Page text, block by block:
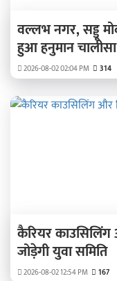
वल्लभ नगर, सड्डू
हुआ हनुमान
2026-08-02 02:04 PM 314
कैरियर
जोड़ेगी युवा समिति
2026-08-02 12:54 PM 167